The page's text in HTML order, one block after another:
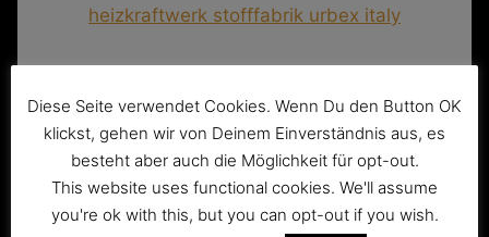
Die verlassene Stofffabrik
Diese Seite verwendet Cookies. Wenn Du den Button OK
klickst, gehen wir von Deinem Einverständnis aus, es
besteht aber auch die Möglichkeit für opt-out.
This website uses functional cookies. We'll assume
you're ok with this, but you can opt-out if you wish.